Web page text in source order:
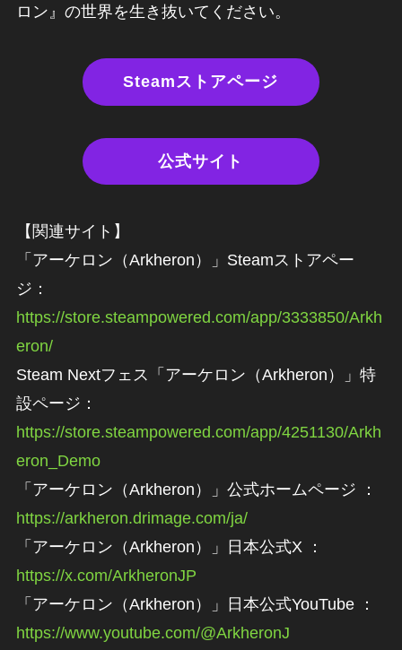
ロン』の世界を生き抜いてください。
Steamストアページ
公式サイト
【関連サイト】
「アーケロン（Arkheron）」Steamストアペー
ジ：
https://store.steampowered.com/app/3333850/Arkh
eron/
Steam Nextフェス「アーケロン（Arkheron）」特
設ページ：
https://store.steampowered.com/app/4251130/Arkh
eron_Demo
「アーケロン（Arkheron）」公式ホームページ ：
https://arkheron.drimage.com/ja/
「アーケロン（Arkheron）」日本公式X ：
https://x.com/ArkheronJP
「アーケロン（Arkheron）」日本公式YouTube ：
https://www.youtube.com/@ArkheronJ